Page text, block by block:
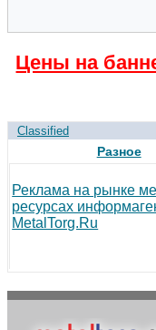
Цены на
Classified
Разное
Реклама на рынке
ресурсах
MetalTorg.Ru